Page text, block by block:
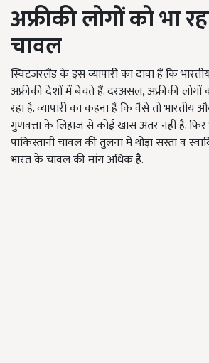
अफ्रीकीलोगोंकोभा
चावल
स्विटजरलैंड के इस व्यापारी का दावा हैं कि
अफ्रीकी देशों में बेचते हैं. दरअसल, अफ्रीकी लोगों
रहा है. व्यापारी का कहना हैं कि वैसे तो भारतीय
गुणवत्ता के लिहाज से कोई खास अंतर नहीं है. फिर
पाकिस्तानी चावल की तुलना में थोड़ा सस्ता व
भारत के चावल की मांग अधिक है.